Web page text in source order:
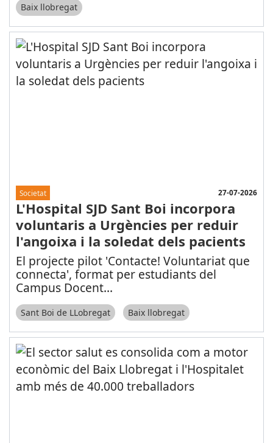
Baix llobregat
Societat 27-07-2026
L'Hospital SJD Sant Boi incorpora
voluntaris a Urgències per reduir
l'angoixa i la soledat dels pacients
El projecte pilot 'Contacte! Voluntariat que
connecta', format per estudiants del
Campus Docent...
Sant Boi de LLobregat Baix llobregat